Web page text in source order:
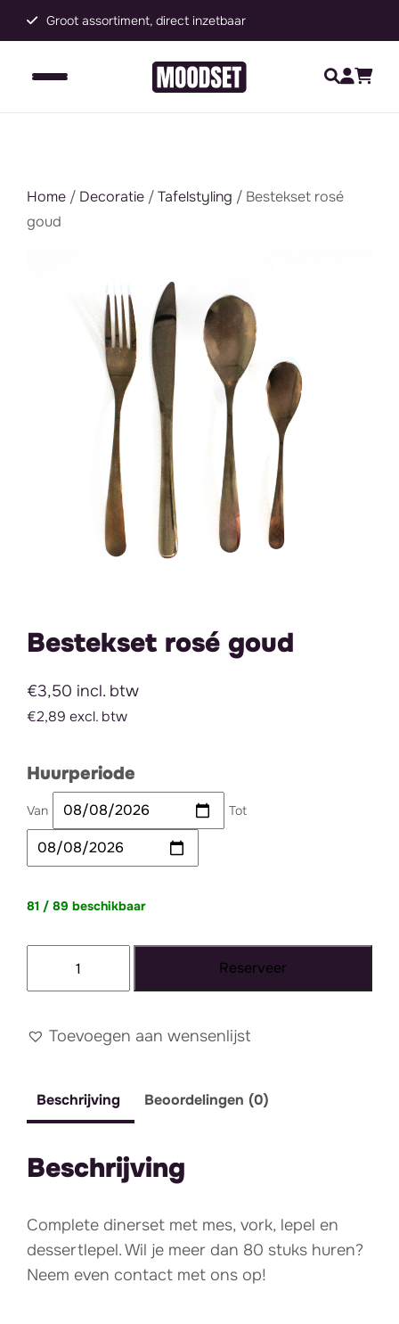
Groot assortiment, direct inzetbaar
Home / Decoratie /Tafelstyling / Bestekset rosé
goud
Bestekset rosé goud
€3,50 incl. btw
€2,89 excl. btw
Huurperiode
Van Tot
81 / 89 beschikbaar
aantal
Reserveer
Toevoegen aan wensenlijst
Beschrijving Beoordelingen (0)
Beschrijving
Complete dinerset met mes, vork, lepel en
dessertlepel. Wil je meer dan 80 stuks huren?
Neem even contact met ons op!